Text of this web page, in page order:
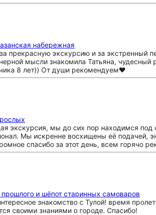
набережная
прекрасную экскурсию и за
мысли знакомила Татьяна,
8 лет)) От души рекомендуем❤️
экскурсия, мы до сих пор находимся
Мы искренне восхищены её подачей,
спасибо за этот день, всем горячо
и шёпот старинных самоваров
знакомство с Тулой! время
своими знаниями о городе. Спасибо!